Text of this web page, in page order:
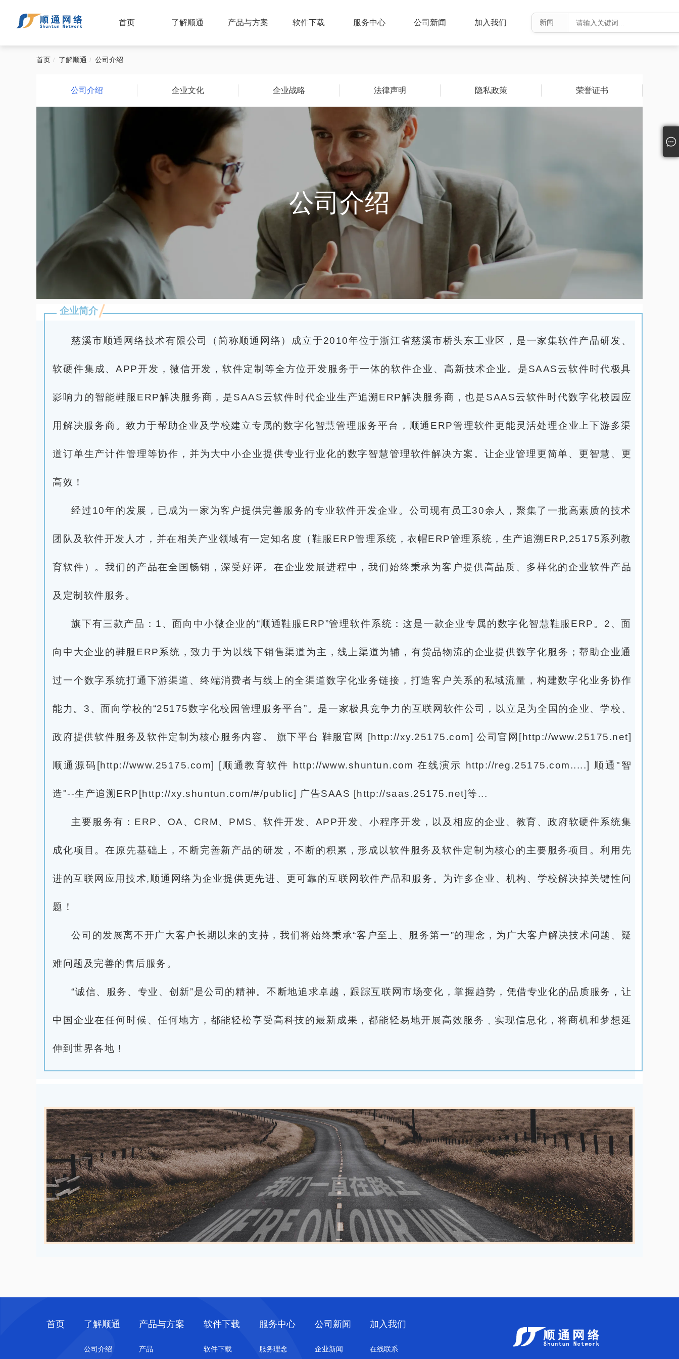
首页 了解顺通 产品与方案 软件下载 服务中心 公司新闻 加入我们
首页 了解顺通 公司介绍
公司介绍 企业文化 企业战略 法律声明 隐私政策 荣誉证书
公司介绍
企业简介
慈溪市顺通网络技术有限公司（简称顺通网络）成立于2010年位于浙江省慈溪市桥头东工业区，是一家集软件产品研发、
软硬件集成、APP开发，微信开发，软件定制等全方位开发服务于一体的软件企业、高新技术企业。是SAAS云软件时代极具
影响力的智能鞋服ERP解决服务商，是SAAS云软件时代企业生产追溯ERP解决服务商，也是SAAS云软件时代数字化校园应
用解决服务商。致力于帮助企业及学校建立专属的数字化智慧管理服务平台，顺通ERP管理软件更能灵活处理企业上下游多渠
道订单生产计件管理等协作，并为大中小企业提供专业行业化的数字智慧管理软件解决方案。让企业管理更简单、更智慧、更
高效！
经过10年的发展，已成为一家为客户提供完善服务的专业软件开发企业。公司现有员工30余人，聚集了一批高素质的技术
团队及软件开发人才，并在相关产业领域有一定知名度（鞋服ERP管理系统，衣帽ERP管理系统，生产追溯ERP,25175系列教
育软件）。我们的产品在全国畅销，深受好评。在企业发展进程中，我们始终秉承为客户提供高品质、多样化的企业软件产品
及定制软件服务。
旗下有三款产品：1、面向中小微企业的“顺通鞋服ERP”管理软件系统：这是一款企业专属的数字化智慧鞋服ERP。2、面
向中大企业的鞋服ERP系统，致力于为以线下销售渠道为主，线上渠道为辅，有货品物流的企业提供数字化服务；帮助企业通
过一个数字系统打通下游渠道、终端消费者与线上的全渠道数字化业务链接，打造客户关系的私域流量，构建数字化业务协作
能力。3、面向学校的“25175数字化校园管理服务平台”。是一家极具竞争力的互联网软件公司，以立足为全国的企业、学校、
政府提供软件服务及软件定制为核心服务内容。 旗下平台 鞋服官网 [http://xy.25175.com] 公司官网[http://www.25175.net]
顺通源码[http://www.25175.com] [顺通教育软件 http://www.shuntun.com 在线演示 http://reg.25175.com.....] 顺通"智
造"--生产追溯ERP[http://xy.shuntun.com/#/public] 广告SAAS [http://saas.25175.net]等...
主要服务有：ERP、OA、CRM、PMS、软件开发、APP开发、小程序开发，以及相应的企业、教育、政府软硬件系统集
成化项目。在原先基础上，不断完善新产品的研发，不断的积累，形成以软件服务及软件定制为核心的主要服务项目。利用先
进的互联网应用技术,顺通网络为企业提供更先进、更可靠的互联网软件产品和服务。为许多企业、机构、学校解决掉关键性问
题！
公司的发展离不开广大客户长期以来的支持，我们将始终秉承“客户至上、服务第一”的理念，为广大客户解决技术问题、疑
难问题及完善的售后服务。
“诚信、服务、专业、创新”是公司的精神。不断地追求卓越，跟踪互联网市场变化，掌握趋势，凭借专业化的品质服务，让
中国企业在任何时候、任何地方，都能轻松享受高科技的最新成果，都能轻易地开展高效服务﹑实现信息化，将商机和梦想延
伸到世界各地！
首页 了解顺通
公司介绍
产品与方案
产品
软件下载
软件下载
服务中心
服务理念
公司新闻
企业新闻
加入我们
在线联系